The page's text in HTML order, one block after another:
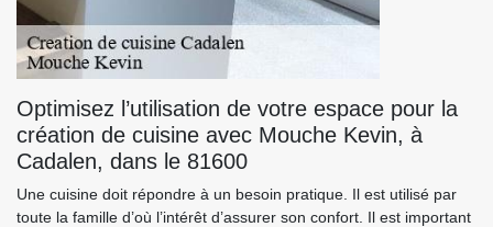
Optimisez l’utilisation de votre espace pour la
création de cuisine avec Mouche Kevin, à
Cadalen, dans le 81600
Une cuisine doit répondre à un besoin pratique. Il est utilisé par
toute la famille d’où l’intérêt d’assurer son confort. Il est important